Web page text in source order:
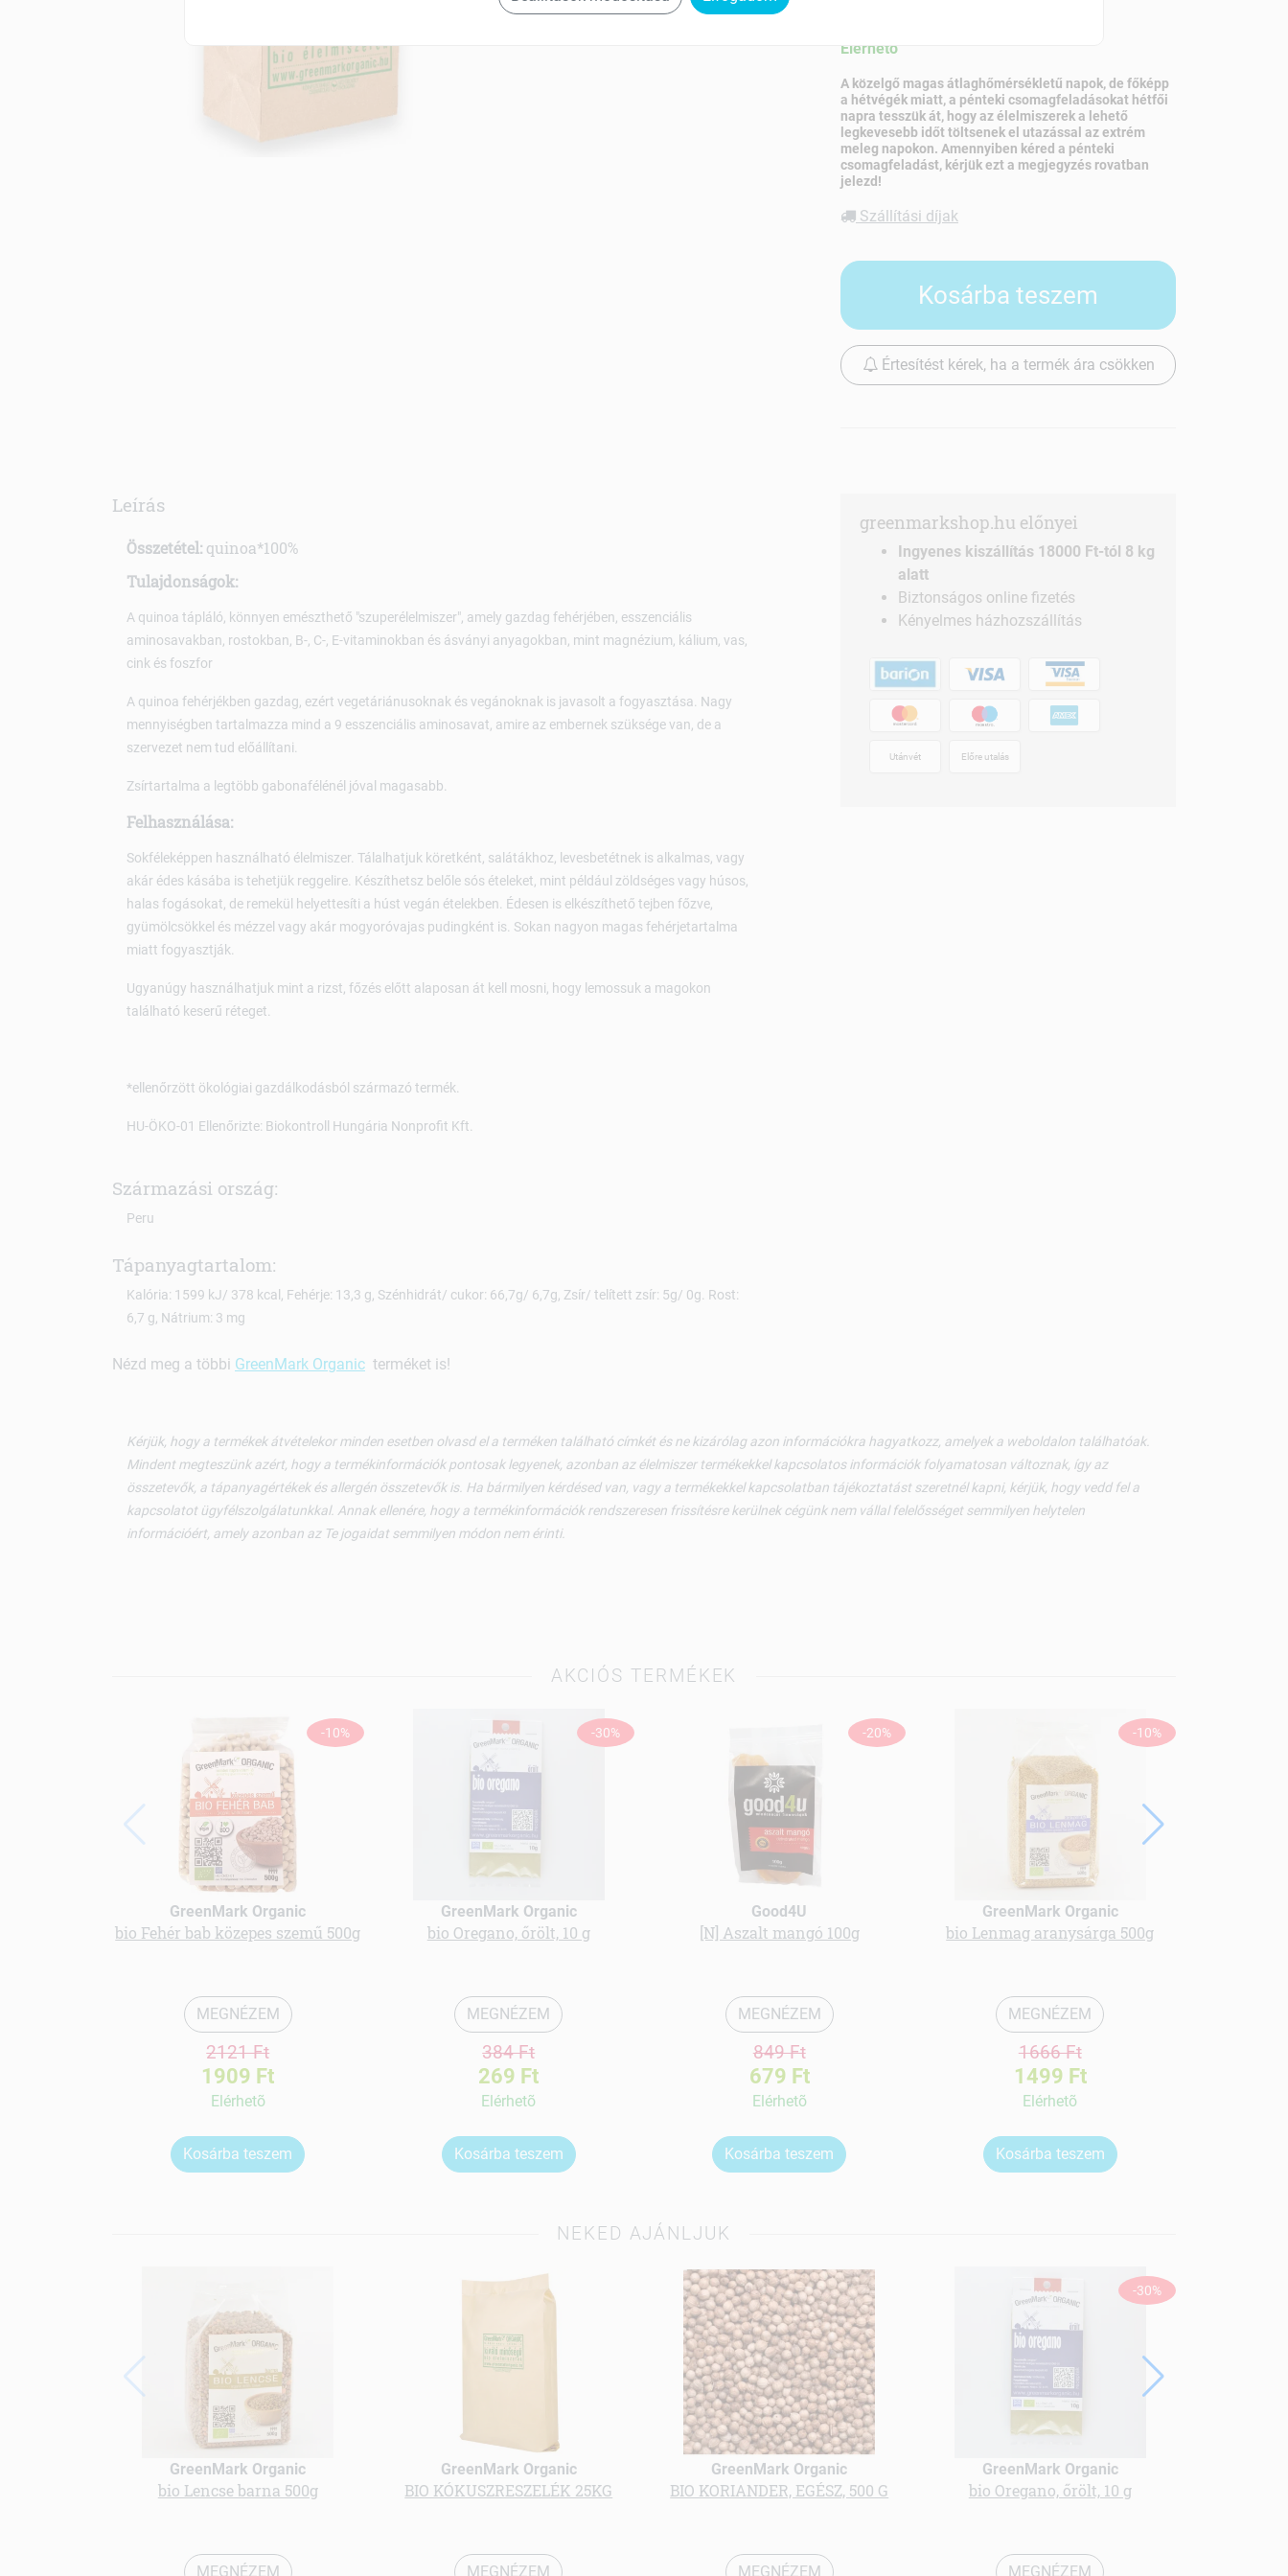
Elérhetõ
A közelgő magas átlaghőmérsékletű napok, de főképp
a hétvégék miatt, a pénteki csomagfeladásokat hétfői
napra tesszük át, hogy az élelmiszerek a lehető
legkevesebb időt töltsenek el utazással az extrém
meleg napokon. Amennyiben kéred a pénteki
csomagfeladást, kérjük ezt a megjegyzés rovatban
jelezd!
Szállítási díjak
Kosárba teszem
Értesítést kérek, ha a termék ára csökken
Leírás
Összetétel: quinoa*100%
Tulajdonságok:
A quinoa tápláló, könnyen emészthető "szuperélelmiszer", amely gazdag fehérjében, esszenciális
aminosavakban, rostokban, B-, C-, E-vitaminokban és ásványi anyagokban, mint magnézium, kálium, vas,
cink és foszfor
A quinoa fehérjékben gazdag, ezért vegetáriánusoknak és vegánoknak is javasolt a fogyasztása. Nagy
mennyiségben tartalmazza mind a 9 esszenciális aminosavat, amire az embernek szüksége van, de a
szervezet nem tud előállítani.
Zsírtartalma a legtöbb gabonafélénél jóval magasabb.
Felhasználása:
Sokféleképpen használható élelmiszer. Tálalhatjuk köretként, salátákhoz, levesbetétnek is alkalmas, vagy
akár édes kásába is tehetjük reggelire. Készíthetsz belőle sós ételeket, mint például zöldséges vagy húsos,
halas fogásokat, de remekül helyettesíti a húst vegán ételekben. Édesen is elkészíthető tejben főzve,
gyümölcsökkel és mézzel vagy akár mogyoróvajas pudingként is. Sokan nagyon magas fehérjetartalma
miatt fogyasztják.
Ugyanúgy használhatjuk mint a rizst, főzés előtt alaposan át kell mosni, hogy lemossuk a magokon
található keserű réteget.
*ellenőrzött ökológiai gazdálkodásból származó termék.
HU-ÖKO-01 Ellenőrizte: Biokontroll Hungária Nonprofit Kft.
Származási ország:
Peru
Tápanyagtartalom:
Kalória: 1599 kJ/ 378 kcal, Fehérje: 13,3 g, Szénhidrát/ cukor: 66,7g/ 6,7g, Zsír/ telített zsír: 5g/ 0g. Rost:
6,7 g, Nátrium: 3 mg
Nézd meg a többi GreenMark Organic terméket is!
greenmarkshop.hu előnyei
Ingyenes kiszállítás 18000 Ft-tól 8 kg
alatt
Biztonságos online fizetés
Kényelmes házhozszállítás
Utánvét Előre utalás
Kérjük, hogy a termékek átvételekor minden esetben olvasd el a terméken található címkét és ne kizárólag azon információkra hagyatkozz, amelyek a weboldalon találhatóak.
Mindent megteszünk azért, hogy a termékinformációk pontosak legyenek, azonban az élelmiszer termékekkel kapcsolatos információk folyamatosan változnak, így az
összetevők, a tápanyagértékek és allergén összetevők is. Ha bármilyen kérdésed van, vagy a termékekkel kapcsolatban tájékoztatást szeretnél kapni, kérjük, hogy vedd fel a
kapcsolatot ügyfélszolgálatunkkal. Annak ellenére, hogy a termékinformációk rendszeresen frissítésre kerülnek cégünk nem vállal felelősséget semmilyen helytelen
információért, amely azonban az Te jogaidat semmilyen módon nem érinti.
AKCIÓS TERMÉKEK
-10%
GreenMark Organic
bio Fehér bab közepes szemű 500g
MEGNÉZEM
2121 Ft
1909 Ft
Elérhetõ
Kosárba teszem
-30%
GreenMark Organic
bio Oregano, őrölt, 10 g
MEGNÉZEM
384 Ft
269 Ft
Elérhetõ
Kosárba teszem
-20%
Good4U
[N] Aszalt mangó 100g
MEGNÉZEM
849 Ft
679 Ft
Elérhetõ
Kosárba teszem
-10%
GreenMark Organic
bio Lenmag aranysárga 500g
MEGNÉZEM
1666 Ft
1499 Ft
Elérhetõ
Kosárba teszem
NEKED AJÁNLJUK
GreenMark Organic
bio Lencse barna 500g
MEGNÉZEM
GreenMark Organic
BIO KÓKUSZRESZELÉK 25KG
MEGNÉZEM
GreenMark Organic
BIO KORIANDER, EGÉSZ, 500 G
MEGNÉZEM
-30%
GreenMark Organic
bio Oregano, őrölt, 10 g
MEGNÉZEM